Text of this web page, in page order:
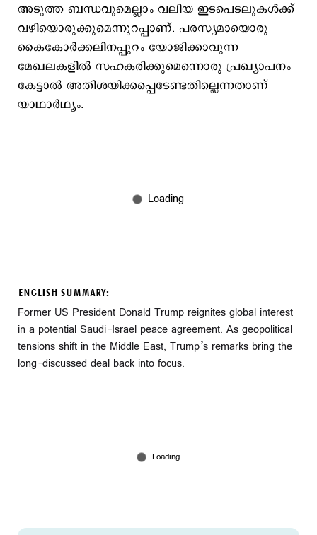
അടുത്ത ബന്ധവുമെല്ലാം വലിയ ഇടപെടലുകള്‍ക്ക്
വഴിയൊരുക്കുമെന്നുറപ്പാണ്. പരസ്യമായൊരു
കൈകോര്‍ക്കലിനപ്പുറം യോജിക്കാവുന്ന
മേഖലകളില്‍ സഹകരിക്കുമെന്നൊരു പ്രഖ്യാപനം
കേട്ടാല്‍ അതിശയിക്കപ്പെടേണ്ടതില്ലെന്നതാണ്
യാഥാര്‍ഥ്യം.
ENGLISH SUMMARY:
Former US President Donald Trump reignites global interest
in a potential Saudi-Israel peace agreement. As geopolitical
tensions shift in the Middle East, Trump’s remarks bring the
long-discussed deal back into focus.